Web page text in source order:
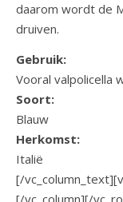
daarom wordt de
druiven.
Gebruik:
Vooral valpolicella
Soort:
Blauw
Herkomst:
Italië
[/
[/vc_column][/